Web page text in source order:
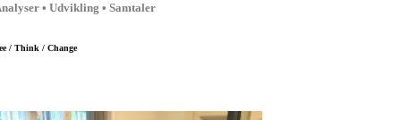
• Udvikling • Samtaler
/ Think / Change